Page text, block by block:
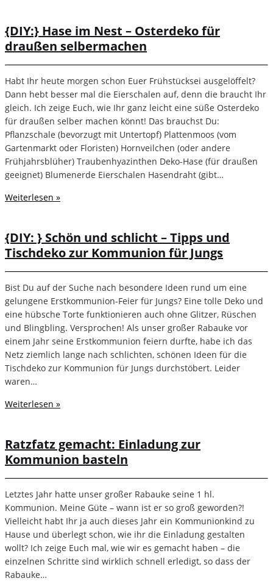
{DIY:} Hase im Nest – Osterdeko für
draußen selbermachen
Habt Ihr heute morgen schon Euer Frühstücksei ausgelöffelt?
Dann hebt besser mal die Eierschalen auf, denn die braucht Ihr
gleich. Ich zeige Euch, wie Ihr ganz leicht eine süße Osterdeko
für draußen selber machen könnt! Das brauchst Du:
Pflanzschale (bevorzugt mit Untertopf) Plattenmoos (vom
Gartenmarkt oder Floristen) Hornveilchen (oder andere
Frühjahrsblüher) Traubenhyazinthen Deko-Hase (für draußen
geeignet) Blumenerde Eierschalen Hasendraht (gibt…
Weiterlesen »
{DIY: } Schön und schlicht – Tipps und
Tischdeko zur Kommunion für Jungs
Bist Du auf der Suche nach besondere Ideen rund um eine
gelungene Erstkommunion-Feier für Jungs? Eine tolle Deko und
eine hübsche Torte funktionieren auch ohne Glitzer, Rüschen
und Blingbling. Versprochen! Als unser großer Rabauke vor
einem Jahr seine Erstkommunion feiern durfte, habe ich das
Netz ziemlich lange nach schlichten, schönen Ideen für die
Tischdeko zur Kommunion für Jungs durchstöbert. Leider
waren…
Weiterlesen »
Ratzfatz gemacht: Einladung zur
Kommunion basteln
Letztes Jahr hatte unser großer Rabauke seine 1 hl.
Kommunion. Meine Güte – wann ist er so groß geworden?!
Vielleicht habt Ihr ja auch dieses Jahr ein Kommunionkind zu
Hause und überlegt schon, wie ihr die Einladung gestalten
wollt? Ich zeige Euch mal, wie wir es gemacht haben – die
einzelnen Schritte sind wirklich schnell erledigt, so dass der
Rabauke…